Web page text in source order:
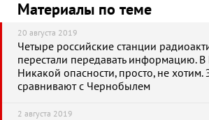
Материалы по теме
20 августа 2019
Четыре российские станции
перестали передавать информацию.
Никакой опасности, просто, не хотим.
сравнивают с Чернобылем
2 августа 2019